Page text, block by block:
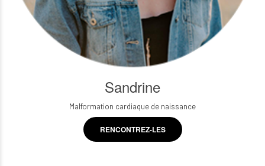
Sandrine
Malformation cardiaque de naissance
RENCONTREZ-LES